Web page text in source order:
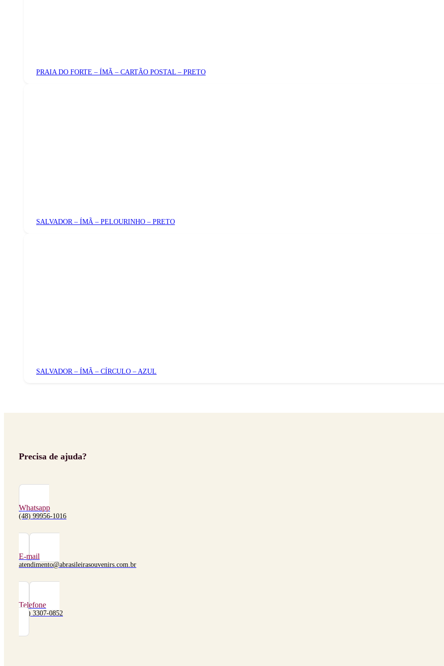
PRAIA DO FORTE – ÍMÃ – CARTÃO POSTAL – PRETO
SALVADOR – ÍMÃ – PELOURINHO – PRETO
SALVADOR – ÍMÃ – CÍRCULO – AZUL
Precisa de ajuda?
Whatsapp
(48) 99956-1016
E-mail
atendimento@abrasileirasouvenirs.com.br
Telefone
(48) 3307-0852